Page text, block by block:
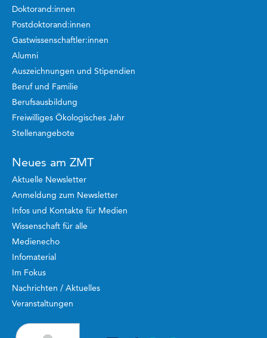
Doktorand:innen
Postdoktorand:innen
Gastwissenschaftler:innen
Alumni
Auszeichnungen und Stipendien
Beruf und Familie
Berufsausbildung
Freiwilliges Ökologisches Jahr
Stellenangebote
Neues am ZMT
Aktuelle Newsletter
Anmeldung zum Newsletter
Infos und Kontakte für Medien
Wissenschaft für alle
Medienecho
Infomaterial
Im Fokus
Nachrichten / Aktuelles
Veranstaltungen